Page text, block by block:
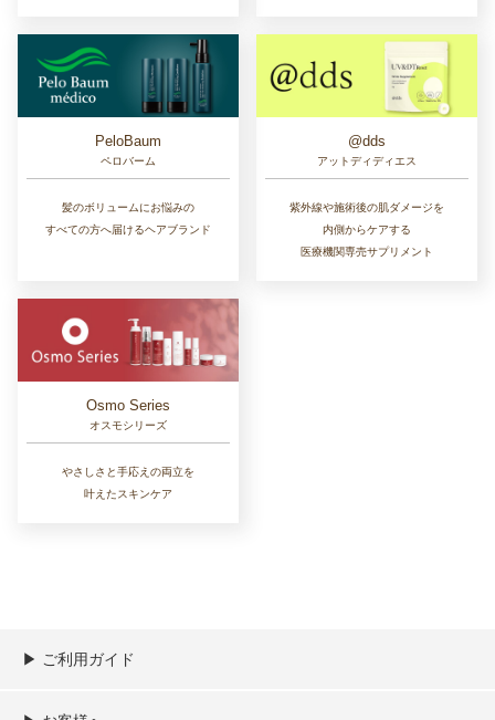
PeloBaum
ペロバーム
髪のボリュームにお悩みの
すべての方へ届けるヘアブランド
@dds
アットディディエス
紫外線や施術後の肌ダメージを
内側からケアする
医療機関専売サプリメント
Osmo Series
オスモシリーズ
やさしさと手応えの両立を
叶えたスキンケア
▶︎ ご利用ガイド
ご利用ガイド
決済／配送／送料について
取り扱い商品一覧
顧客情報の取扱について
特定商取引法の表記